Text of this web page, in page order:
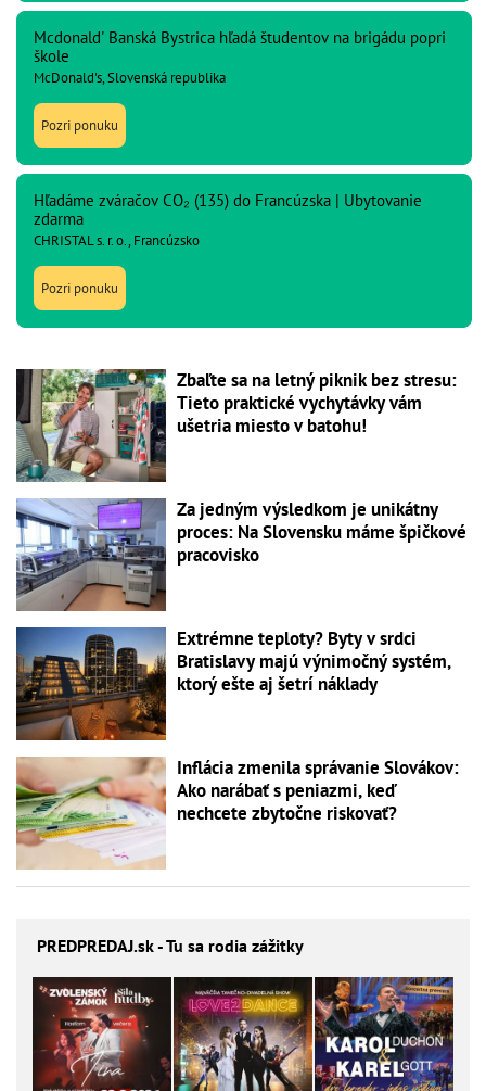
Mcdonald' Banská Bystrica hľadá študentov na brigádu popri
škole
McDonald's, Slovenská republika
Pozri ponuku
Hľadáme zváračov CO₂ (135) do Francúzska | Ubytovanie
zdarma
CHRISTAL s. r. o., Francúzsko
Pozri ponuku
Zbaľte sa na letný piknik bez stresu:
Tieto praktické vychytávky vám
ušetria miesto v batohu!
Za jedným výsledkom je unikátny
proces: Na Slovensku máme špičkové
pracovisko
Extrémne teploty? Byty v srdci
Bratislavy majú výnimočný systém,
ktorý ešte aj šetrí náklady
Inflácia zmenila správanie Slovákov:
Ako narábať s peniazmi, keď
nechcete zbytočne riskovať?
PREDPREDAJ.sk - Tu sa rodia zážitky